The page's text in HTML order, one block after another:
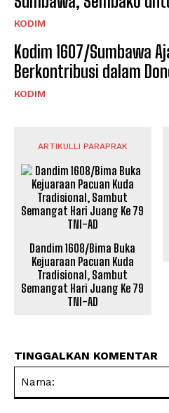
KODIM
Kodim 1607/Sumbawa
Berkontribusi dalam
KODIM
ARTIKULLI PARAPRAK
Dandim 1608/Bima Buka
Kejuaraan Pacuan Kuda
Tradisional, Sambut
Semangat Hari Juang Ke 79
TNI-AD
TINGGALKAN KOMENTAR